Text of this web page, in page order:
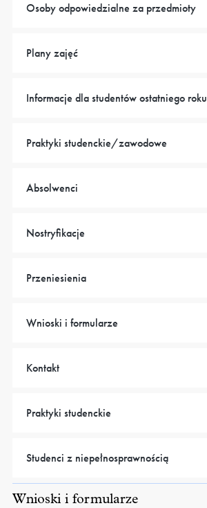
Osoby odpowiedzialne za przedmioty
Plany zajęć
Informacje dla studentów ostatniego roku
Praktyki studenckie/zawodowe
Absolwenci
Nostryfikacje
Przeniesienia
Wnioski i formularze
Kontakt
Praktyki studenckie
Studenci z niepełnosprawnością
Wnioski i formularze